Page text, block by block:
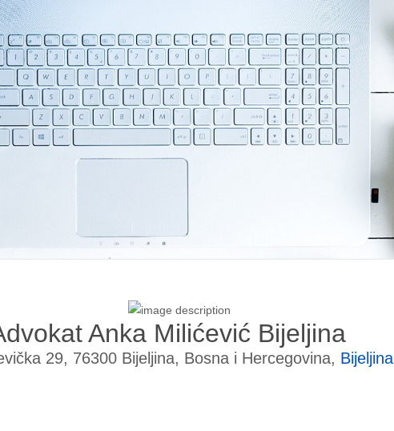
Anka Milićević Bijeljina
29, 76300 Bijeljina, Bosna i Hercegovina, Bijeljina